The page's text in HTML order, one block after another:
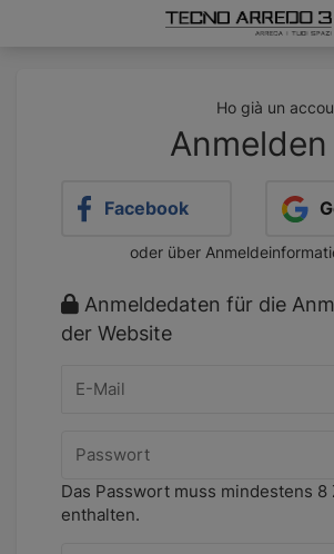
Ho già un
Anmelden
Facebook
oder über
Anmeldedaten für die
der Website
E-Mail
Passwort
Das Passwort muss mindestens 8
enthalten.